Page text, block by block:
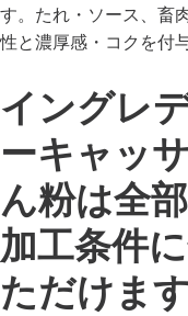
す。たれ・ソース、畜
性と濃厚感・コクを付
イングレ
ーキャッ
ん粉は全
加工条件
ただけます